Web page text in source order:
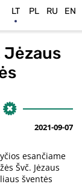
Jėzaus
2021-09-07
esančiame
Švč. Jėzaus
šventės
LT PL RU EN